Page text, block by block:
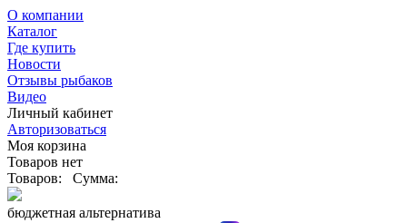
О компании
Каталог
Где купить
Новости
Отзывы рыбаков
Видео
Личный кабинет
Авторизоваться
Моя корзина
Товаров нет
Товаров:
Сумма:
бюджетная альтернатива